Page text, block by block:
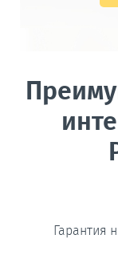
Гарантия